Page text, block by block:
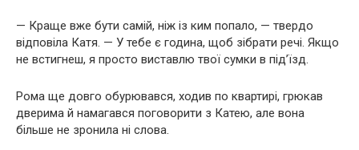
— Краще вже бути самій, ніж із ким попало, — твердо
відповіла Катя. — У тебе є година, щоб зібрати речі. Якщо
не встигнеш, я просто виставлю твої сумки в під’їзд.
Рома ще довго обурювався, ходив по квартирі, грюкав
дверима й намагався поговорити з Катею, але вона
більше не зронила ні слова.